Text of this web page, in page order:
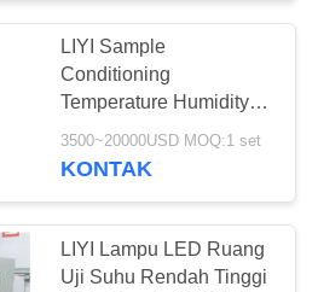
LIYI Sample
Conditioning
Temperature Humidity
Chamber 80L Benchtop
Temperature Chamber
3500~20000USD MOQ:1 set
KONTAK
LIYI Lampu LED Ruang
Uji Suhu Rendah Tinggi